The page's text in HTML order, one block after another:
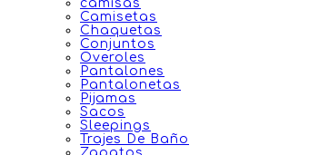
camisas
Camisetas
Chaquetas
Conjuntos
Overoles
Pantalones
Pantalonetas
Pijamas
Sacos
Sleepings
Trajes De Baño